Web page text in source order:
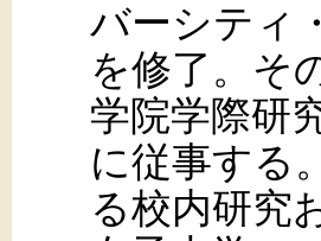
バーシティ
を修了。そ
学院学際研
に従事する
る校内研究